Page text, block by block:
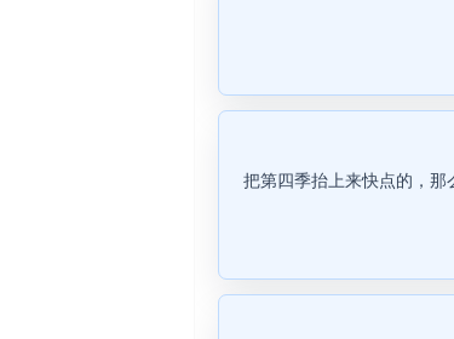
把第四季抬上来快点的，